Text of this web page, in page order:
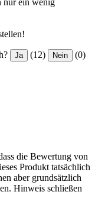
Ja (12) Nein (0)
die Bewertung von
Produkt tatsächlich
aber grundsätzlich
Hinweis schließen